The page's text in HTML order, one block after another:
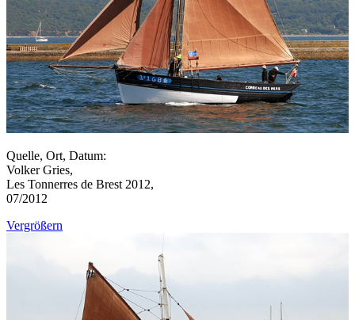
Quelle, Ort, Datum:
Volker Gries,
Les Tonnerres de Brest 2012,
07/2012
Vergrößern